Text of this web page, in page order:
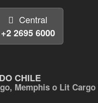
Central
+2 2695 6000
CHILE
Memphis o Lit Cargo